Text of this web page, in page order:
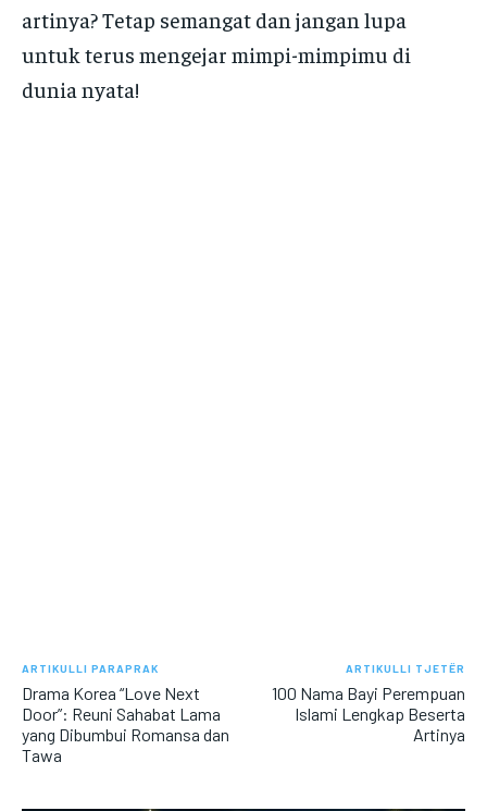
artinya? Tetap semangat dan jangan lupa
untuk terus mengejar mimpi-mimpimu di
dunia nyata!
ARTIKULLI PARAPRAK
Drama Korea “Love Next
Door”: Reuni Sahabat Lama
yang Dibumbui Romansa dan
Tawa
ARTIKULLI TJETËR
100 Nama Bayi Perempuan
Islami Lengkap Beserta
Artinya